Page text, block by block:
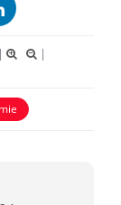
|
|